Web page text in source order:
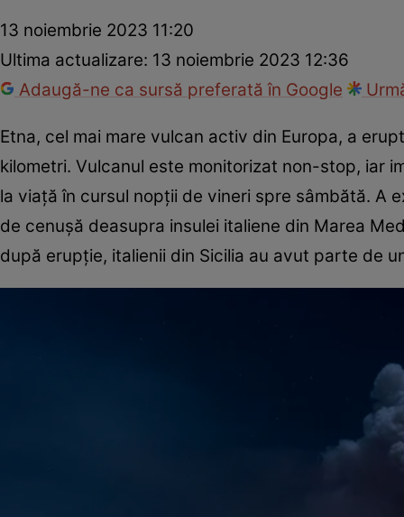
13 noiembrie 2023 11:20
Ultima actualizare: 13 noiembrie 2023 12:36
Adaugă-ne ca sursă preferată în Google
Etna, cel mai mare vulcan activ din Europa, a
kilometri. Vulcanul este monitorizat non-stop, iar
la viaţă în cursul nopţii de vineri spre sâmbătă. A
de cenușă deasupra insulei italiene din Marea
după erupție, italienii din Sicilia au avut parte de